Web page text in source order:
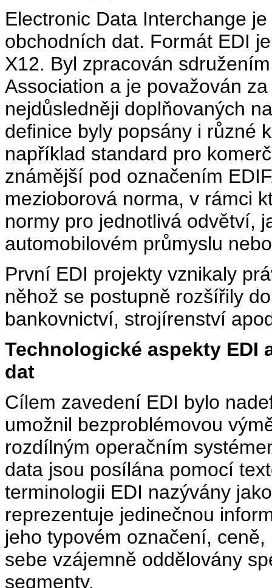
Electronic Data Interchange
obchodních dat. Formát EDI
X12. Byl zpracován
Association a je považován
nejdůsledněji doplňovaných
definice byly popsány i různé
například standard pro
známější pod označením
mezioborová norma, v rámci
normy pro jednotlivá odvětví,
automobilovém průmyslu
První EDI projekty vznikaly
něhož se postupně rozšířily
bankovnictví, strojírenství
Technologické aspekty EDI
dat
Cílem zavedení EDI bylo
umožnil bezproblémovou
rozdílným operačním
data jsou posílána pomocí
terminologii EDI nazývány
reprezentuje jedinečnou
jeho typovém označení,
sebe vzájemně oddělovány
segmenty.